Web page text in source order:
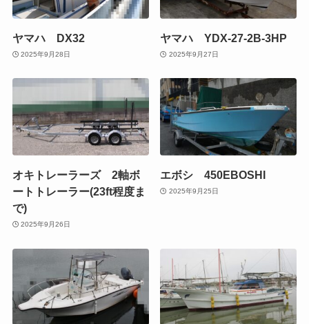
ヤマハ DX32
2025年9月28日
ヤマハ YDX-27-2B-3HP
2025年9月27日
オキトレーラーズ 2軸ボ
ートトレーラー(23ft程度ま
で)
2025年9月26日
エボシ 450EBOSHI
2025年9月25日